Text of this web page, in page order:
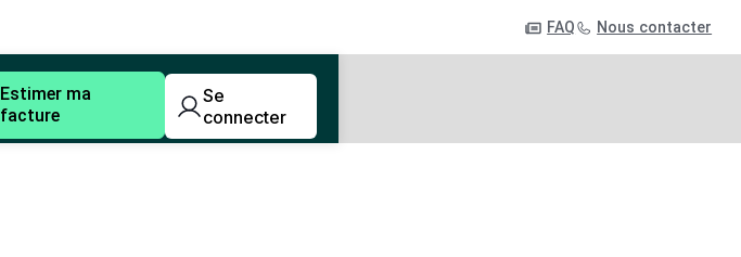
FAQ Nous contacter
Estimer ma
facture
Se
connecter